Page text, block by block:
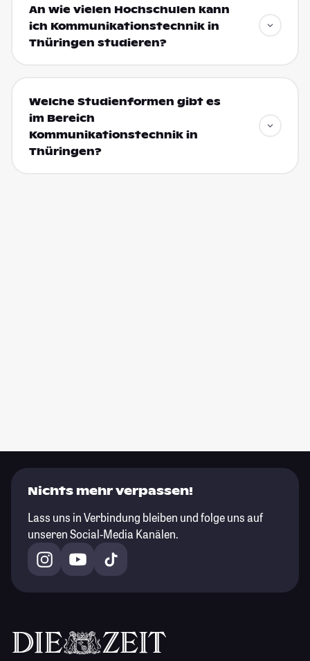
An wie vielen Hochschulen kann
ich Kommunikationstechnik in
Thüringen studieren?
Welche Studienformen gibt es
im Bereich
Kommunikationstechnik in
Thüringen?
Nichts mehr verpassen!
Lass uns in Verbindung bleiben und folge uns auf
unseren Social-Media Kanälen.